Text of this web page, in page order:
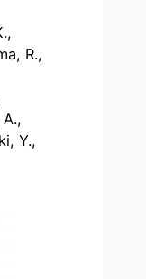
R.,
Y.,